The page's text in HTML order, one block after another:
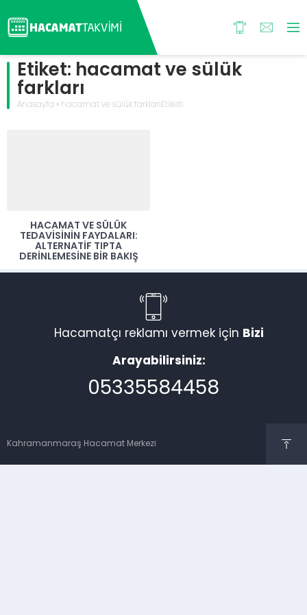
Etiket: hacamat ve sülük
farkları
Anasayfa » hacamat ve sülük farklarıEtiketi
HACAMAT VE SÜLÜK
TEDAVISININ FAYDALARI:
ALTERNATIF TIPTA
DERINLEMESINE BIR BAKIŞ
Hacamatçı reklamı vermek için Bizi
Arayabilirsiniz:
05335584458
Kahramanmaraş Hacamat Merkezi